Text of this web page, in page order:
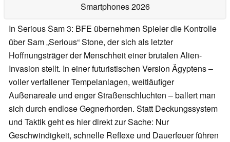
Smartphones 2026
In Serious Sam 3: BFE übernehmen Spieler die Kontrolle
über Sam „Serious“ Stone, der sich als letzter
Hoffnungsträger der Menschheit einer brutalen Alien-
Invasion stellt. In einer futuristischen Version Ägyptens –
voller verfallener Tempelanlagen, weitläufiger
Außenareale und enger Straßenschluchten – ballert man
sich durch endlose Gegnerhorden. Statt Deckungssystem
und Taktik geht es hier direkt zur Sache: Nur
Geschwindigkeit, schnelle Reflexe und Dauerfeuer führen